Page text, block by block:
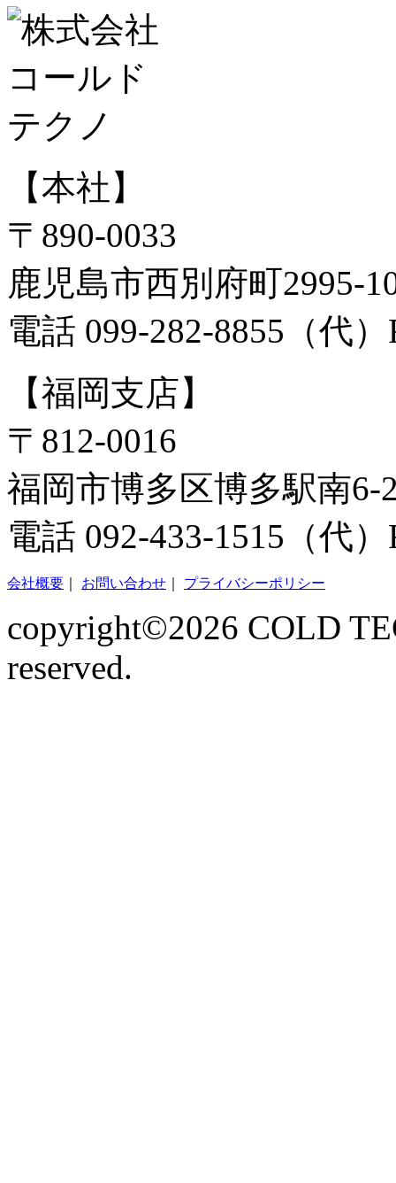
【本社】
〒890-0033
鹿児島市西別府町2995-
電話 099-282-8855（代
【福岡支店】
〒812-0016
福岡市博多区博多駅南6-
電話 092-433-1515（代
会社概要 お問い合わせ プライバシーポリシー
copyright©2026 COLD
reserved.